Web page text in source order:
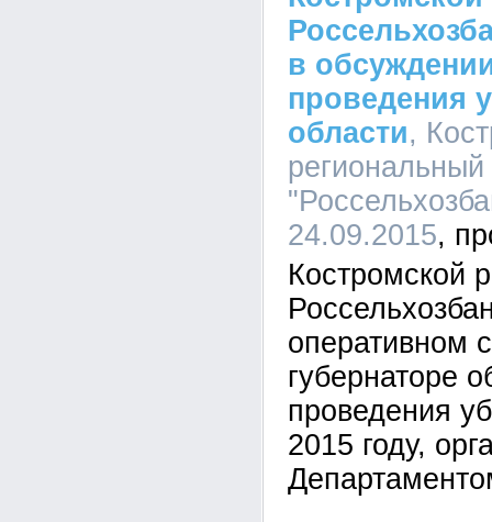
в
проведения
области,
24.09.2015
Костромской
оперативном
губернаторе
проведения
2015 году,